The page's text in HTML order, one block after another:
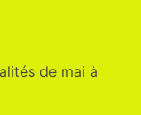
de mai à